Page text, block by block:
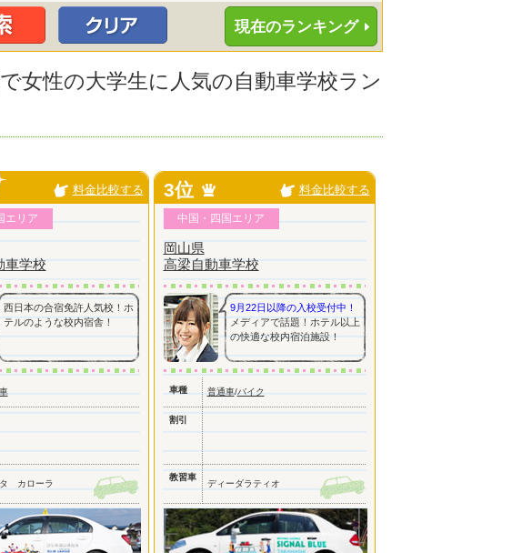
現在のランキング
女性の大学生に人気の自動車学校ラン
料金比較する
エリア
車学校
西日本の合宿免許人気校！ホ
テルのような校内宿舎！
タ カローラ
3位 料金比較する
中国・四国エリア
岡山県
高梁自動車学校
9月22日以降の入校受付中！
メディアで話題！ホテル以上
の快適な校内宿泊施設！
車種 普通車/バイク
割引
教習車
ディーダラティオ